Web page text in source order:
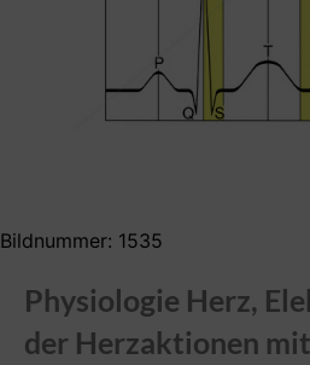
Bildnummer: 1535
Physiologie Herz,
der Herzaktionen